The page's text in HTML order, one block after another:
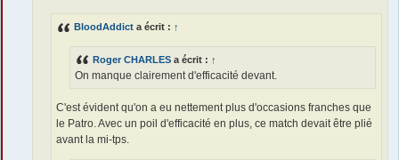
BloodAddict a écrit : ↑
Roger CHARLES a écrit : ↑
On manque clairement d'efficacité devant.
C'est évident qu'on a eu nettement plus d'occasions franches que
le Patro. Avec un poil d'efficacité en plus, ce match devait être plié
avant la mi-tps.